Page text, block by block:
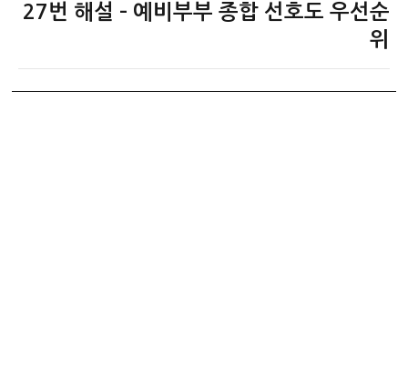
음
27번 해설 – 예비부부 종합 선호도 우선순
위